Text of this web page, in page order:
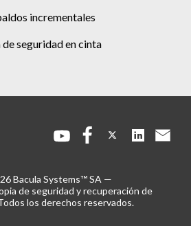
incrementales
de seguridad en cinta
Bacula Systems™ SA —
de seguridad y recuperación de
los derechos reservados.